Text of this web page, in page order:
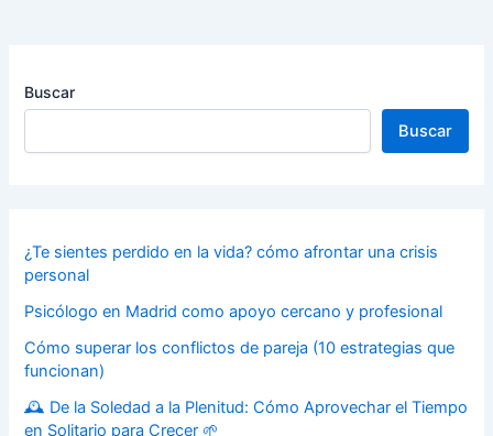
Buscar
Buscar
¿Te sientes perdido en la vida? cómo afrontar una crisis
personal
Psicólogo en Madrid como apoyo cercano y profesional
Cómo superar los conflictos de pareja (10 estrategias que
funcionan)
🕰️ De la Soledad a la Plenitud: Cómo Aprovechar el Tiempo
en Solitario para Crecer 🌱